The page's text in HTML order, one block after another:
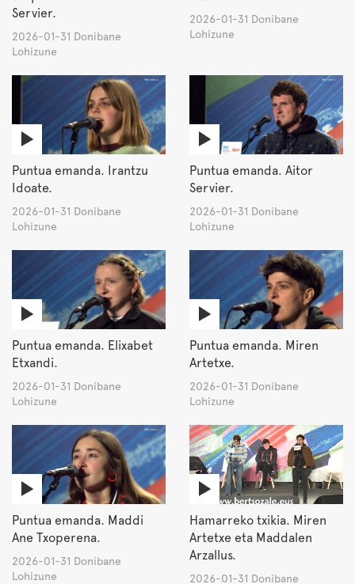
Servier.
2026-01-31 Donibane
Lohizune
2026-01-31 Donibane
Lohizune
Puntua emanda. Irantzu
Idoate.
2026-01-31 Donibane
Lohizune
Puntua emanda. Aitor
Servier.
2026-01-31 Donibane
Lohizune
Puntua emanda. Elixabet
Etxandi.
2026-01-31 Donibane
Lohizune
Puntua emanda. Miren
Artetxe.
2026-01-31 Donibane
Lohizune
Puntua emanda. Maddi
Ane Txoperena.
2026-01-31 Donibane
Lohizune
Hamarreko txikia. Miren
Artetxe eta Maddalen
Arzallus.
2026-01-31 Donibane